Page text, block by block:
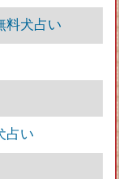
料犬占い
占い